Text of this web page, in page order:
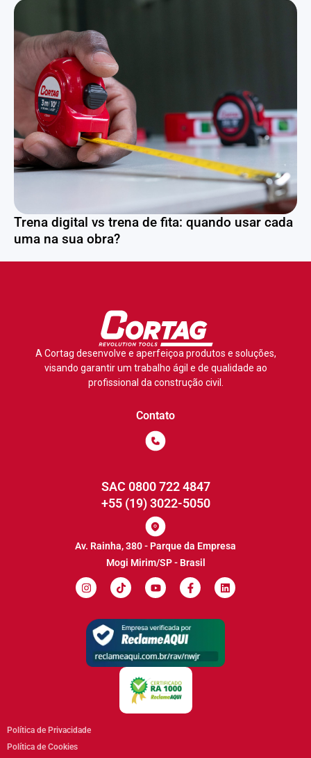
Trena digital vs trena de fita: quando usar cada
uma na sua obra?
A Cortag desenvolve e aperfeiçoa produtos e soluções,
visando garantir um trabalho ágil e de qualidade ao
profissional da construção civil.
Contato
SAC 0800 722 4847
+55 (19) 3022-5050
Av. Rainha, 380 - Parque da Empresa
Mogi Mirim/SP - Brasil
Política de Privacidade
Política de Cookies